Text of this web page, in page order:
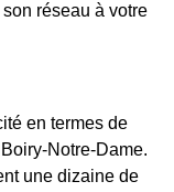
réseau à votre
en termes de
Notre-Dame.
une dizaine de